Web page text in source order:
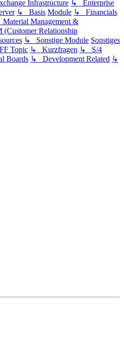
Infrastructure ↳ Enterprise
↳ Basis Module ↳ Financials
Management &
Relationship
↳ Sonstige Module Sonstiges
Topic ↳ Kurzfragen ↳ S/4
Boards ↳ Development Related ↳